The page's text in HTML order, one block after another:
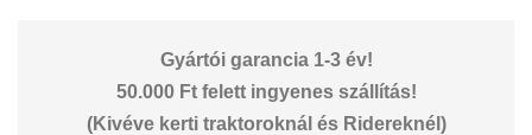
Gyártói garancia 1-3 év!
50.000 Ft felett ingyenes szállítás!
(Kivéve kerti traktoroknál és Ridereknél)